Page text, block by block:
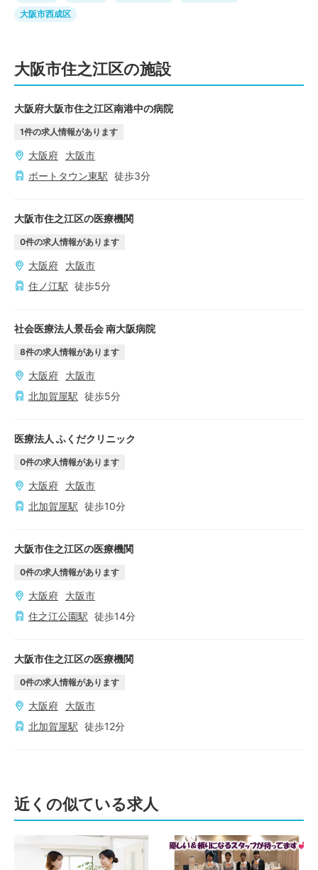
大阪市西成区
大阪市住之江区の施設
大阪府大阪市住之江区南港中の病院
1件の求人情報があります
大阪府
大阪市
ポートタウン東駅 徒歩3分
大阪市住之江区の医療機関
0件の求人情報があります
大阪府
大阪市
住ノ江駅 徒歩5分
社会医療法人景岳会 南大阪病院
8件の求人情報があります
大阪府
大阪市
北加賀屋駅 徒歩5分
医療法人 ふくだクリニック
0件の求人情報があります
大阪府
大阪市
北加賀屋駅 徒歩10分
大阪市住之江区の医療機関
0件の求人情報があります
大阪府
大阪市
住之江公園駅 徒歩14分
大阪市住之江区の医療機関
0件の求人情報があります
大阪府
大阪市
北加賀屋駅 徒歩12分
近くの似ている求人